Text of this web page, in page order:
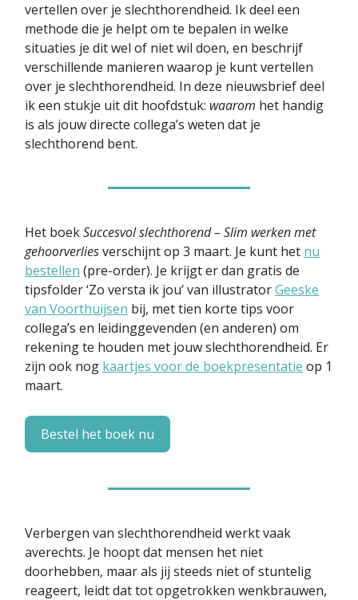
vertellen over je slechthorendheid. Ik deel een
methode die je helpt om te bepalen in welke
situaties je dit wel of niet wil doen, en beschrijf
verschillende manieren waarop je kunt vertellen
over je slechthorendheid. In deze nieuwsbrief deel
ik een stukje uit dit hoofdstuk: waarom het handig
is als jouw directe collega’s weten dat je
slechthorend bent.
Het boekSuccesvol slechthorend – Slim werken met
gehoorverliesverschijnt op 3 maart. Je kunt het nu
bestellen (pre-order). Je krijgt er dan gratis de
tipsfolder ‘Zo versta ik jou’ van illustratorGeeske
van Voorthuijsen bij, met tien korte tips voor
collega’s en leidinggevenden (en anderen) om
rekening te houden met jouw slechthorendheid. Er
zijn ook nog kaartjes voor de boekpresentatie op 1
maart.
Bestel het boek nu
Verbergen van slechthorendheid werkt vaak
averechts. Je hoopt dat mensen het niet
doorhebben, maar als jij steeds niet of stuntelig
reageert, leidt dat tot opgetrokken wenkbrauwen,